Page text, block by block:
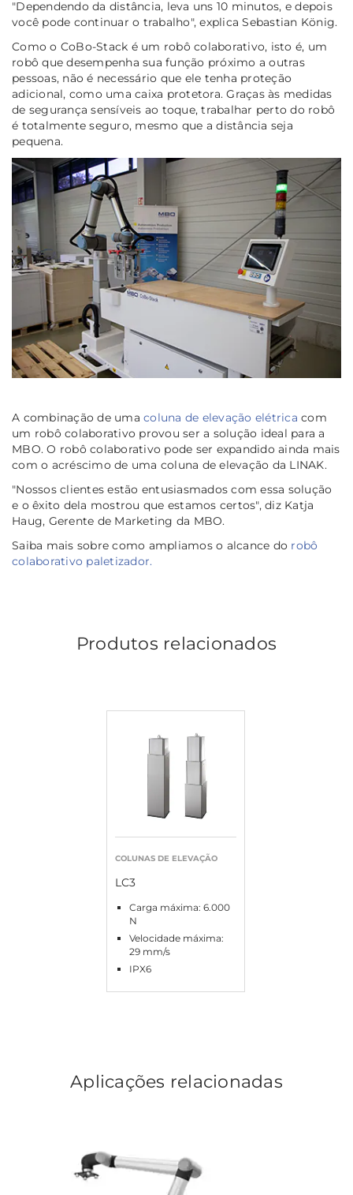
"Dependendo da distância, leva uns 10 minutos, e depois
você pode continuar o trabalho", explica Sebastian König.
Como o CoBo-Stack é um robô colaborativo, isto é, um
robô que desempenha sua função próximo a outras
pessoas, não é necessário que ele tenha proteção
adicional, como uma caixa protetora. Graças às medidas
de segurança sensíveis ao toque, trabalhar perto do robô
é totalmente seguro, mesmo que a distância seja
pequena.
A combinação de uma coluna de elevação elétrica com
um robô colaborativo provou ser a solução ideal para a
MBO. O robô colaborativo pode ser expandido ainda mais
com o acréscimo de uma coluna de elevação da LINAK.
"Nossos clientes estão entusiasmados com essa solução
e o êxito dela mostrou que estamos certos", diz Katja
Haug, Gerente de Marketing da MBO.
Saiba mais sobre como ampliamos o alcance do robô
colaborativo paletizador.
Produtos relacionados
COLUNAS DE ELEVAÇÃO
LC3
Carga máxima: 6.000
N
Velocidade máxima:
29 mm/s
IPX6
Aplicações relacionadas